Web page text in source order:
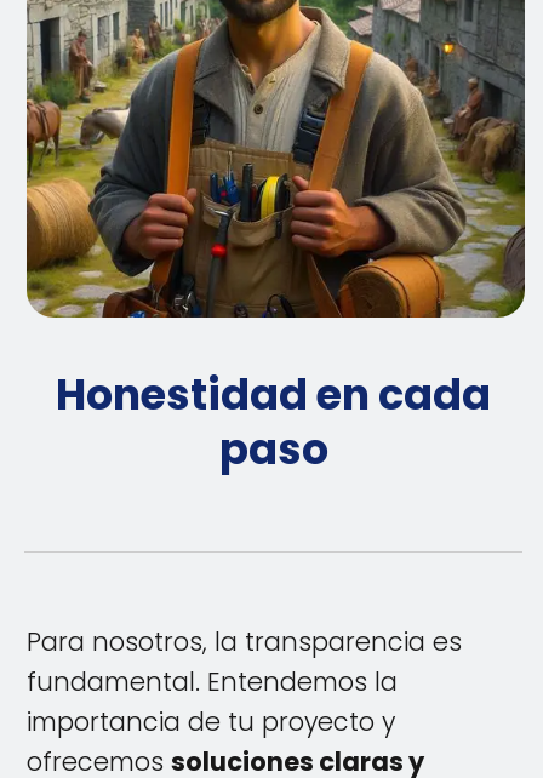
Honestidad en cada
paso
Para nosotros, la transparencia es
fundamental. Entendemos la
importancia de tu proyecto y
ofrecemos soluciones claras y